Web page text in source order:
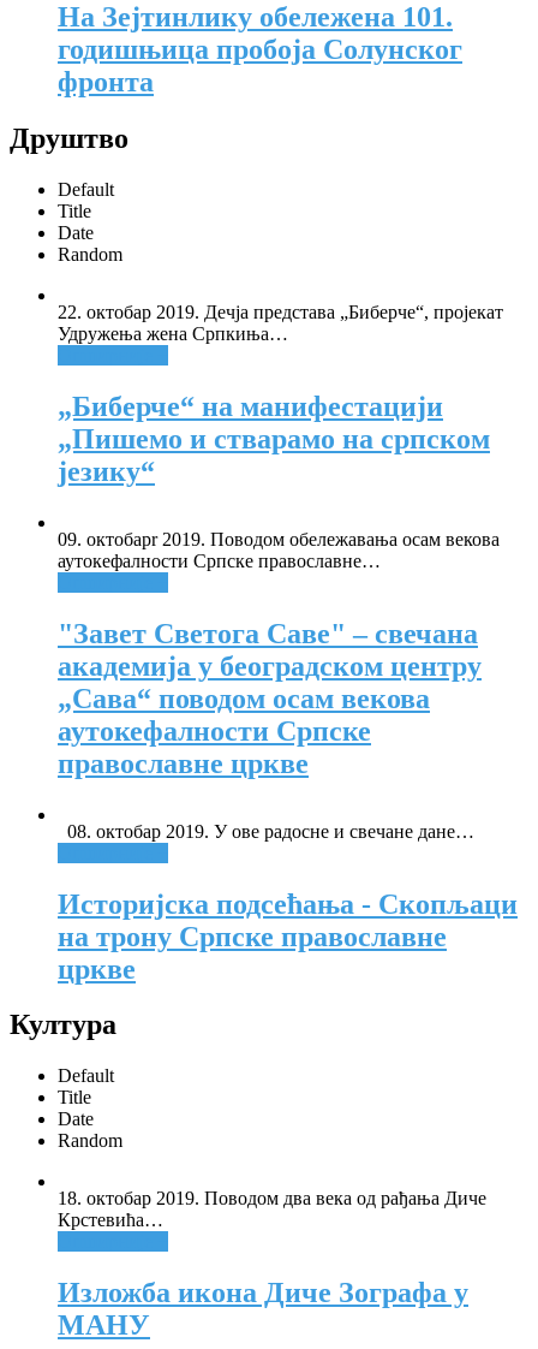
На Зејтинлику обележена 101.
годишњица пробоја Солунског
фронта
Друштво
Default
Title
Date
Random
22. октобар 2019. Дечја представа „Биберче“, пројекат
Удружења жена Српкиња…
„Биберче“ на манифестацији
„Пишемо и стварамо на српском
језику“
09. октобарr 2019. Поводом обележавања осам векова
аутокефалности Српске православне…
"Завет Светога Саве" – свечана
академија у београдском центру
„Сава“ поводом осам векова
аутокефалности Српске
православне цркве
08. октобар 2019. У ове радосне и свечане дане…
Историјска подсећања - Скопљаци
на трону Српске православне
цркве
Култура
Default
Title
Date
Random
18. октобар 2019. Поводом два века од рађања Диче
Крстевића…
Изложба икона Диче Зографа у
МАНУ